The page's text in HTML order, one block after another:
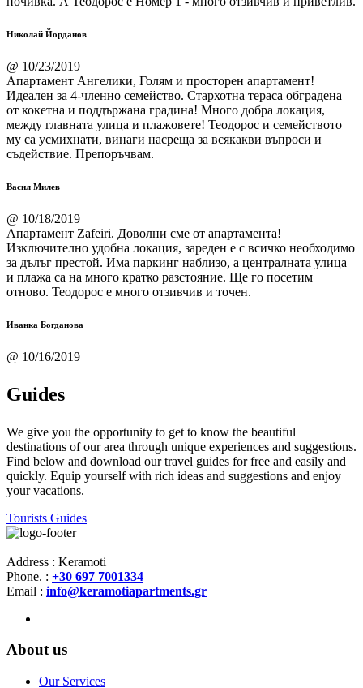
Николай Йорданов
@ 10/23/2019
Апартамент Ангелики, Голям и просторен апартамент!
Идеален за 4-членно семейство. Стархотна тераса обградена
от кокетна и поддържана градина! Много добра локация,
между главната улица и плажовете! Теодорос и семейството
му са усмихнати, винаги насреща за всякакви въпроси и
съдействие. Препоръчвам.
Васил Милев
@ 10/18/2019
Апартамент Zafeiri. Доволни сме от апартамента!
Изключително удобна локация, зареден е с всичко необходимо
за дълъг престой. Има паркинг наблизо, а централната улица
и плажа са на много кратко разстояние. Ще го посетим
отново. Теодорос е много отзивчив и точен.
Иванка Богданова
@ 10/16/2019
Guides
We give you the opportunity to get to know the beautiful
destinations of our area through unique experiences and suggestions.
Find below and download our travel guides for free and easily and
quickly. Equip yourself with rich ideas and suggestions and enjoy
your vacations.
Tourists Guides
Address : Keramoti
Phone. : +30 697 7001334
Email : info@keramotiapartments.gr
About us
Our Services